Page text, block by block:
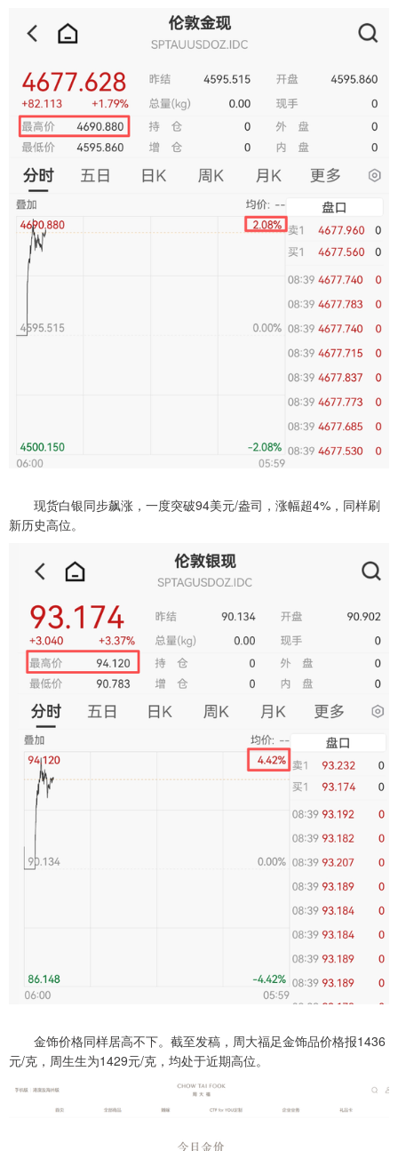
现货白银同步飙涨，一度突破94美元/盎司，涨幅超4%，同样刷
新历史高位。
金饰价格同样居高不下。截至发稿，周大福足金饰品价格报1436
元/克，周生生为1429元/克，均处于近期高位。